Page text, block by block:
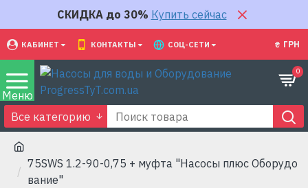
СКИДКА до 30% Купить сейчас
КАБИНЕТ КОНТАКТЫ СОЦ-СЕТИ ₴ ГРН
0
Все категорию
75SWS 1.2-90-0,75 + муфта "Насосы плюс Оборудо
вание"